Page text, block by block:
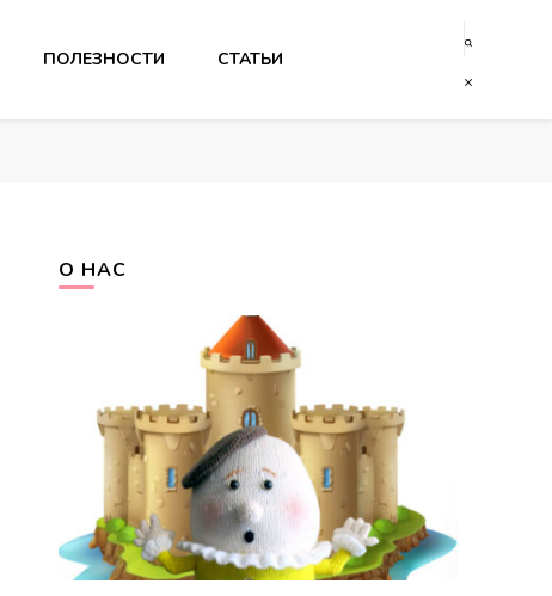
ПОЛЕЗНОСТИ СТАТЬИ
О НАС